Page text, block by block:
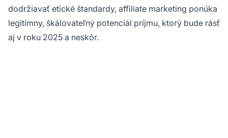
dodržiavať etické štandardy, affiliate marketing ponúka
legitímny, škálovateľný potenciál príjmu, ktorý bude rásť
aj v roku 2025 a neskôr.